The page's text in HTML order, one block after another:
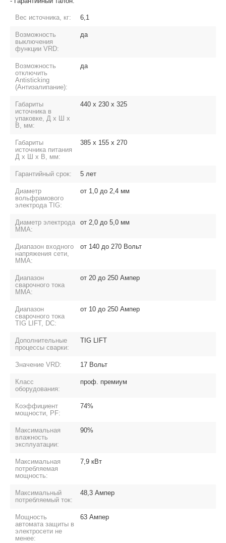
Вес источника, кг: 6,1
Возможность
выключения
функции VRD:
да
Возможность
отключить
Antisticking
(Антизалипание):
да
Габариты
источника в
упаковке, Д х Ш х
В, мм:
440 х 230 х 325
Габариты
источника питания
Д х Ш х В, мм:
385 х 155 х 270
Гарантийный срок: 5 лет
Диаметр
вольфрамового
электрода TIG:
от 1,0 до 2,4 мм
Диаметр электрода
MMA:
от 2,0 до 5,0 мм
Диапазон входного
напряжения сети,
MMA:
от 140 до 270 Вольт
Диапазон
сварочного тока
MMA:
от 20 до 250 Ампер
Диапазон
сварочного тока
TIG LIFT, DC:
от 10 до 250 Ампер
Дополнительные
процессы сварки:
TIG LIFT
Значение VRD: 17 Вольт
Класс
оборудования:
проф. премиум
Коэффициент
мощности, PF:
74%
Максимальная
влажность
эксплуатации:
90%
Максимальная
потребляемая
мощность:
7,9 кВт
Максимальный
потребляемый ток:
48,3 Ампер
Мощность
автомата защиты в
электросети не
менее:
63 Ампер